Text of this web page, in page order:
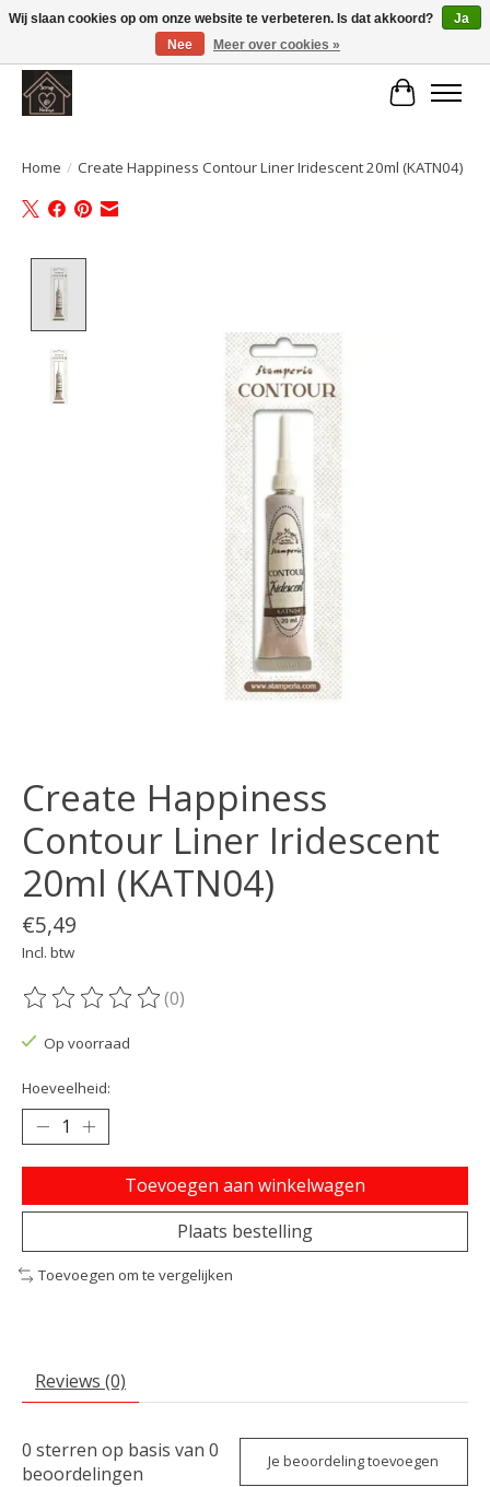
Large selection of products and fast shipping!
Home / Create Happiness Contour Liner Iridescent 20ml (KATN04)
Create Happiness
Contour Liner Iridescent
20ml (KATN04)
€5,49
Incl. btw
De beoordeling van dit product is
(0)
Op voorraad
Hoeveelheid:
Toevoegen aan winkelwagen
Plaats bestelling
Toevoegen om te vergelijken
Reviews (0)
0 sterren op basis van 0
beoordelingen
Je beoordeling toevoegen
Wij slaan cookies op om onze website te verbeteren. Is dat akkoord?
Ja
Nee
Meer over cookies »